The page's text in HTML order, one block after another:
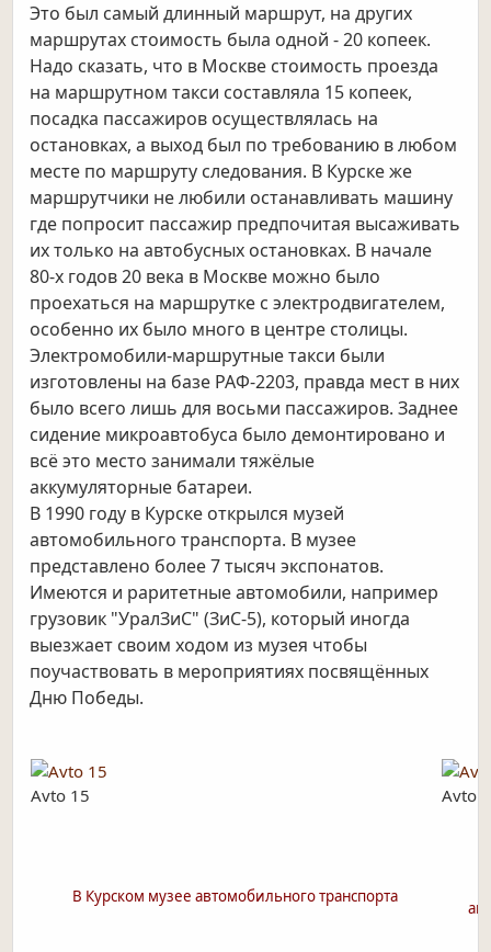
Это был самый длинный маршрут, на других
маршрутах стоимость была одной - 20 копеек.
Надо сказать, что в Москве стоимость проезда
на маршрутном такси составляла 15 копеек,
посадка пассажиров осуществлялась на
остановках, а выход был по требованию в любом
месте по маршруту следования. В Курске же
маршрутчики не любили останавливать машину
где попросит пассажир предпочитая высаживать
их только на автобусных остановках. В начале
80-х годов 20 века в Москве можно было
проехаться на маршрутке с электродвигателем,
особенно их было много в центре столицы.
Электромобили-маршрутные такси были
изготовлены на базе РАФ-2203, правда мест в них
было всего лишь для восьми пассажиров. Заднее
сидение микроавтобуса было демонтировано и
всё это место занимали тяжёлые
аккумуляторные батареи.
В 1990 году в Курске открылся музей
автомобильного транспорта. В музее
представлено более 7 тысяч экспонатов.
Имеются и раритетные автомобили, например
грузовик "УралЗиС" (ЗиС-5), который иногда
выезжает своим ходом из музея чтобы
поучаствовать в мероприятиях посвящённых
Дню Победы.
Avto 15 Avto
В Курском музее автомобильного транспорта